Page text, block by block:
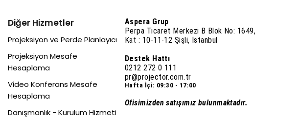
Diğer Hizmetler
Projeksiyon ve Perde Planlayıcı
Projeksiyon Mesafe
Hesaplama
Video Konferans Mesafe
Hesaplama
Danışmanlık - Kurulum Hizmeti
Aspera Grup
Perpa Ticaret Merkezi B Blok No: 1649,
Kat : 10-11-12 Şişli, İstanbul
Destek Hattı
0212 272 0 111
pr@projector.com.tr
Hafta İçi: 09:30 - 17:00
Ofisimizden satışımız bulunmaktadır.